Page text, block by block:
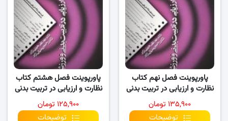
پاورپوینت فصل نهم کتاب
نظارت و ارزیابی در تربیت بدنی
و ورزش
۱۳۵,۹۰۰ تومان
توضیحات
پاورپوینت فصل هشتم کتاب
نظارت و ارزیابی در تربیت بدنی
و ورزش
۱۲۵,۹۰۰ تومان
توضیحات